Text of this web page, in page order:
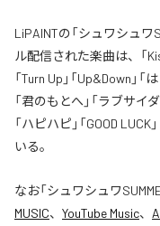
LiPAINTの「シュワシュワ
ル配信された楽曲は、「
「Turn Up」「Up&Down」
「君のもとへ」「ラブサイ
「ハピハピ」「GOOD
いる。
なお「シュワシュワ
MUSIC、 YouTube Music、